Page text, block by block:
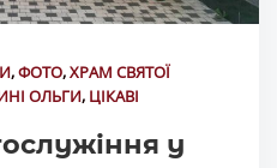
,ФОТО,ХРАМ СВЯТОЇ
ОЛЬГИ, ЦІКАВІ
у